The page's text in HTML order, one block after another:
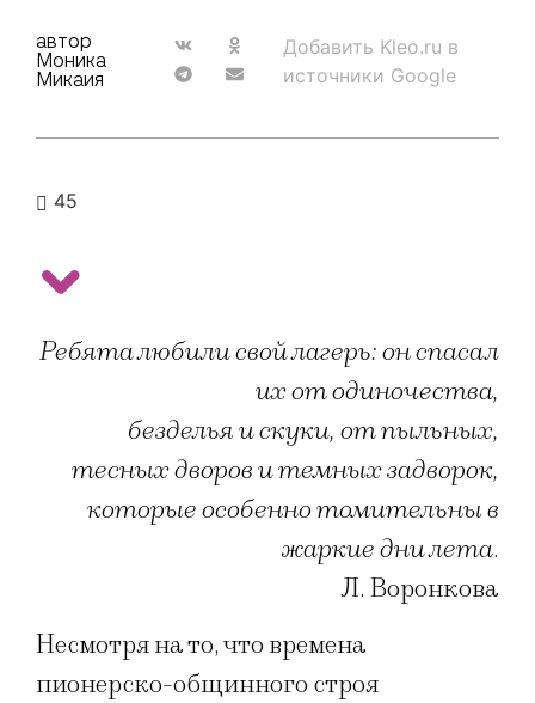
автор
Моника
Микаия
Добавить Kleo.ru в
источники Google
45
Ребята любили свой лагерь: он спасал
их от одиночества,
безделья и скуки, от пыльных,
тесных дворов и темных задворок,
которые особенно томительны в
жаркие дни лета.
Л. Воронкова
Несмотря на то, что времена
пионерско-общинного строя